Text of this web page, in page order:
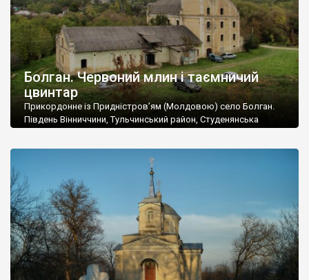
Болган. Червоний млин і таємничий
цвинтар
Прикордонне із Придністров’ям (Молдовою) село Болган.
Південь Вінниччини, Тульчинський район, Студенянська
старовинний цвинтар із кам’яними хрестами. Всі епітафії, які
збереглися, написані кирилицею, церковнослов’янською
мовою. За всіма традиційними ознаками – цвинтар
український. Хрести датуються 19 століттям. У 1924-1940
роках Болган […]